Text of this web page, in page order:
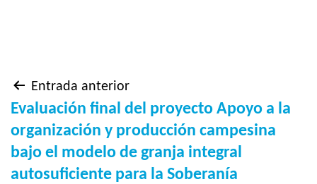
Navegación
de
entradas
Entrada anterior
Evaluación final del proyecto Apoyo a la
organización y producción campesina
bajo el modelo de granja integral
autosuficiente para la Soberanía